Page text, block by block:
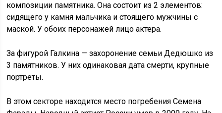
композиции памятника. Она состоит из 2 элементов:
сидящего у камня мальчика и стоящего мужчины с
маской. У обоих персонажей лицо актера.
За фигурой Галкина — захоронение семьи Дедюшко из
3 памятников. У них одинаковая дата смерти, крупные
портреты.
В этом секторе находится место погребения Семена